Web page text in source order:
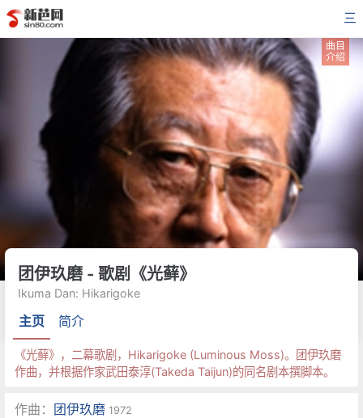
三
曲目
介绍
团伊玖磨 - 歌剧《光藓》
Ikuma Dan: Hikarigoke
主页 简介
《光藓》，二幕歌剧，Hikarigoke (Luminous Moss)。团伊玖磨
作曲，并根据作家武田泰淳(Takeda Taijun)的同名剧本撰脚本。
作曲： 团伊玖磨 1972